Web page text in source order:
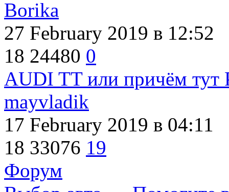
Borika
27 February 2019 в 12:52
18 24480 0
AUDI TT или причём тут
mayvladik
17 February 2019 в 04:11
18 33076 19
Форум